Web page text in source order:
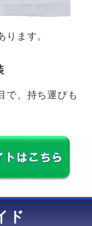
ます。
で、持ち運びも
ド